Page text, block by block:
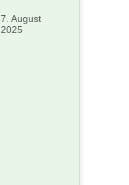
7. August
2025